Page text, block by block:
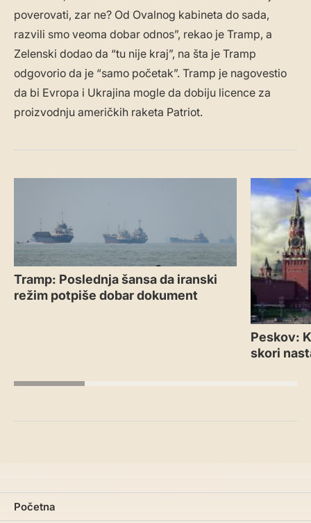
poverovati, zar ne? Od Ovalnog kabineta do sada,
razvili smo veoma dobar odnos”, rekao je Tramp, a
Zelenski dodao da “tu nije kraj”, na šta je Tramp
odgovorio da je “samo početak”. Tramp je nagovestio
da bi Evropa i Ukrajina mogle da dobiju licence za
proizvodnju američkih raketa Patriot.
Tramp: Poslednja šansa da iranski
režim potpiše dobar dokument
Peskov:
skori
Početna